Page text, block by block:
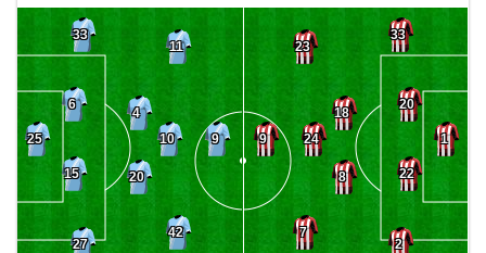
25
33
6
15
27
4
20
11
10
42
9 1
33
20
22
2
18
8
23
24
7
9